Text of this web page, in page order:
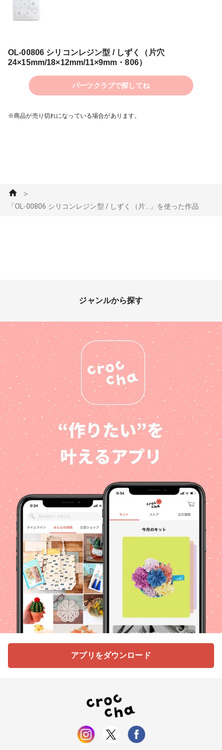
OL-00806 シリコンレジン型 / しずく（片穴
24×15mm/18×12mm/11×9mm・806）
パーツクラブで探してね
※商品が売り切れになっている場合があります。
＞
「OL-00806 シリコンレジン型 / しずく（片...」を使った作品
ジャンルから探す
アプリをダウンロード